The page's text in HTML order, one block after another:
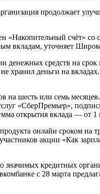
продолжает
«Накопительный счёт»
вкладам, уточняет
средств на
хранил деньги на
на шесть или семь
«СберПремьер»,
открытия вклада — от 1
онлайн сроком
акции «Как
значимых кредитных
с 28 марта